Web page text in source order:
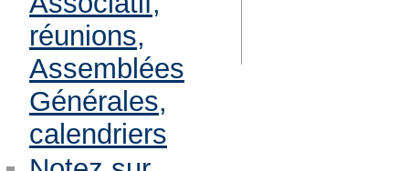
réunions,
Assemblées
Générales,
calendriers